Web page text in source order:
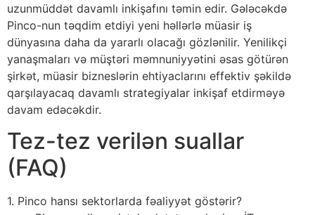
uzunmüddət davamlı inkişafını təmin edir. Gələcəkdə
Pinco-nun təqdim etdiyi yeni həllərlə müasir iş
dünyasına daha da yararlı olacağı gözlənilir. Yenilikçi
yanaşmaları və müştəri məmnuniyyətini əsas götürən
şirkət, müasir bizneslərin ehtiyaclarını effektiv şəkildə
qarşılayacaq davamlı strategiyalar inkişaf etdirməyə
davam edəcəkdir.
Tez-tez verilən suallar
(FAQ)
1. Pinco hansı sektorlarda fəaliyyət göstərir?